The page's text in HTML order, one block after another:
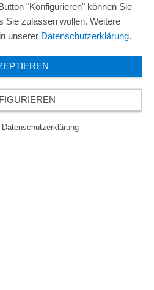
"Konfigurieren" können Sie
Sie zulassen wollen. Weitere
unserer Datenschutzerklärung.
Datenschutzerklärung